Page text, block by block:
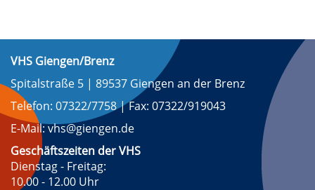
VHS Giengen/Brenz
Spitalstraße 5 | 89537 Giengen an der Brenz
Telefon: 07322/7758 | Fax: 07322/919043
E-Mail: vhs@giengen.de
Geschäftszeiten der VHS
Dienstag - Freitag:
10.00 - 12.00 Uhr